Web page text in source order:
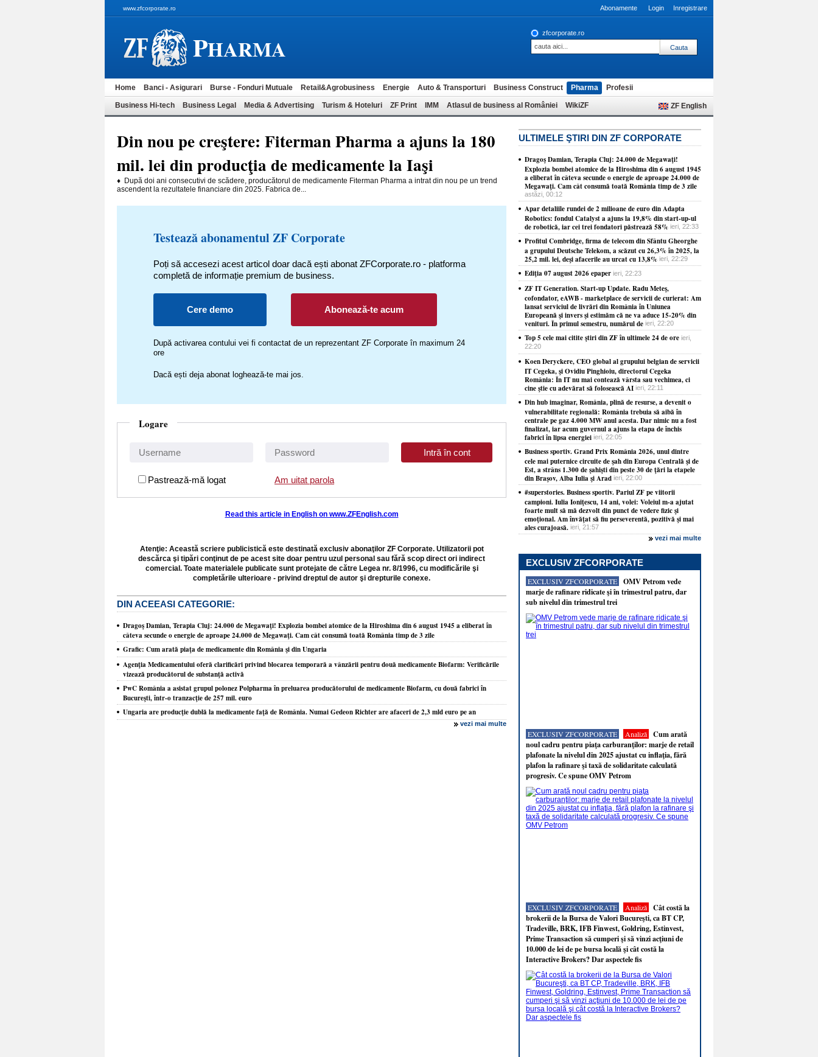
www.zfcorporate.ro Abonamente Login Inregistrare
PHARMA
zfcorporate.ro
Home Banci - Asigurari Burse - Fonduri Mutuale Retail&Agrobusiness Energie Auto & Transporturi Business Construct Pharma Profesii
Business Hi-tech Business Legal Media & Advertising Turism & Hoteluri ZF Print IMM Atlasul de business al României WikiZF ZF English
Din nou pe creştere: Fiterman Pharma a ajuns la 180
mil. lei din producţia de medicamente la Iaşi
♦ După doi ani consecutivi de scădere, producătorul de medicamente Fiterman Pharma a intrat din nou pe un trend
ascendent la rezultatele financiare din 2025. Fabrica de...
Testează abonamentul ZF Corporate
Poți să accesezi acest articol doar dacă ești abonat ZFCorporate.ro - platforma
completă de informație premium de business.
Cere demo Abonează-te acum
După activarea contului vei fi contactat de un reprezentant ZF Corporate în maximum 24
ore
Dacă ești deja abonat loghează-te mai jos.
Logare
Pastrează-mă logat Am uitat parola
Read this article in English on www.ZFEnglish.com
Atenţie: Această scriere publicistică este destinată exclusiv abonaţilor ZF Corporate. Utilizatorii pot
descărca şi tipări conţinut de pe acest site doar pentru uzul personal sau fără scop direct ori indirect
comercial. Toate materialele publicate sunt protejate de către Legea nr. 8/1996, cu modificările şi
completările ulterioare - privind dreptul de autor şi drepturile conexe.
DIN ACEEASI CATEGORIE:
Dragoş Damian, Terapia Cluj: 24.000 de Megawaţi! Explozia bombei atomice de la Hiroshima din 6 august 1945 a eliberat în
câteva secunde o energie de aproape 24.000 de Megawaţi. Cam cât consumă toată România timp de 3 zile
Grafic: Cum arată piaţa de medicamente din România şi din Ungaria
Agenţia Medicamentului oferă clarificări privind blocarea temporară a vânzării pentru două medicamente Biofarm: Verificările
vizează producătorul de substanţă activă
PwC România a asistat grupul polonez Polpharma în preluarea producătorului de medicamente Biofarm, cu două fabrici în
Bucureşti, într-o tranzacţie de 257 mil. euro
Ungaria are producţie dublă la medicamente faţă de România. Numai Gedeon Richter are afaceri de 2,3 mld euro pe an
vezi mai multe
ULTIMELE ŞTIRI DIN ZF CORPORATE
Dragoş Damian, Terapia Cluj: 24.000 de Megawaţi!
Explozia bombei atomice de la Hiroshima din 6 august 1945
a eliberat în câteva secunde o energie de aproape 24.000 de
Megawaţi. Cam cât consumă toată România timp de 3 zile
astăzi, 00:12
Apar detaliile rundei de 2 milioane de euro din Adapta
Robotics: fondul Catalyst a ajuns la 19,8% din start-up-ul
de robotică, iar cei trei fondatori păstrează 58% ieri, 22:33
Profitul Combridge, firma de telecom din Sfântu Gheorghe
a grupului Deutsche Telekom, a scăzut cu 26,3% în 2025, la
25,2 mil. lei, deşi afacerile au urcat cu 13,8% ieri, 22:29
Ediţia 07 august 2026 epaper ieri, 22:23
ZF IT Generation. Start-up Update. Radu Meteş,
cofondator, eAWB - marketplace de servicii de curierat: Am
lansat serviciul de livrări din România în Uniunea
Europeană şi invers şi estimăm că ne va aduce 15-20% din
venituri. În primul semestru, numărul de ieri, 22:20
Top 5 cele mai citite ştiri din ZF în ultimele 24 de ore ieri,
22:20
Koen Deryckere, CEO global al grupului belgian de servicii
IT Cegeka, şi Ovidiu Pinghioiu, directorul Cegeka
România: În IT nu mai contează vârsta sau vechimea, ci
cine ştie cu adevărat să folosească AI ieri, 22:11
Din hub imaginar, România, plină de resurse, a devenit o
vulnerabilitate regională: România trebuia să aibă în
centrale pe gaz 4.000 MW anul acesta. Dar nimic nu a fost
finalizat, iar acum guvernul a ajuns la etapa de închis
fabrici în lipsa energiei ieri, 22:05
Business sportiv. Grand Prix România 2026, unul dintre
cele mai puternice circuite de şah din Europa Centrală şi de
Est, a strâns 1.300 de şahişti din peste 30 de ţări la etapele
din Braşov, Alba Iulia şi Arad ieri, 22:00
#superstories. Business sportiv. Pariul ZF pe viitorii
campioni. Iulia Ioniţescu, 14 ani, volei: Voleiul m-a ajutat
foarte mult să mă dezvolt din punct de vedere fizic şi
emoţional. Am învăţat să fiu perseverentă, pozitivă şi mai
ales curajoasă. ieri, 21:57
vezi mai multe
EXCLUSIV ZFCORPORATE
EXCLUSIV ZFCORPORATE
OMV Petrom vede
marje de rafinare ridicate şi în trimestrul patru, dar
sub nivelul din trimestrul trei
EXCLUSIV ZFCORPORATE Analiză
Cum arată
noul cadru pentru piaţa carburanţilor: marje de retail
plafonate la nivelul din 2025 ajustat cu inflaţia, fără
plafon la rafinare şi taxă de solidaritate calculată
progresiv. Ce spune OMV Petrom
EXCLUSIV ZFCORPORATE Analiză
Cât costă la
brokerii de la Bursa de Valori Bucureşti, ca BT CP,
Tradeville, BRK, IFB Finwest, Goldring, Estinvest,
Prime Transaction să cumperi şi să vinzi acţiuni de
10.000 de lei de pe bursa locală şi cât costă la
Interactive Brokers? Dar aspectele fis